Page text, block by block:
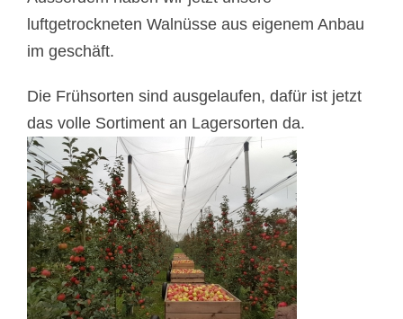
luftgetrockneten Walnüsse aus eigenem Anbau
im geschäft.
Die Frühsorten sind ausgelaufen, dafür ist jetzt
das volle Sortiment an Lagersorten da.